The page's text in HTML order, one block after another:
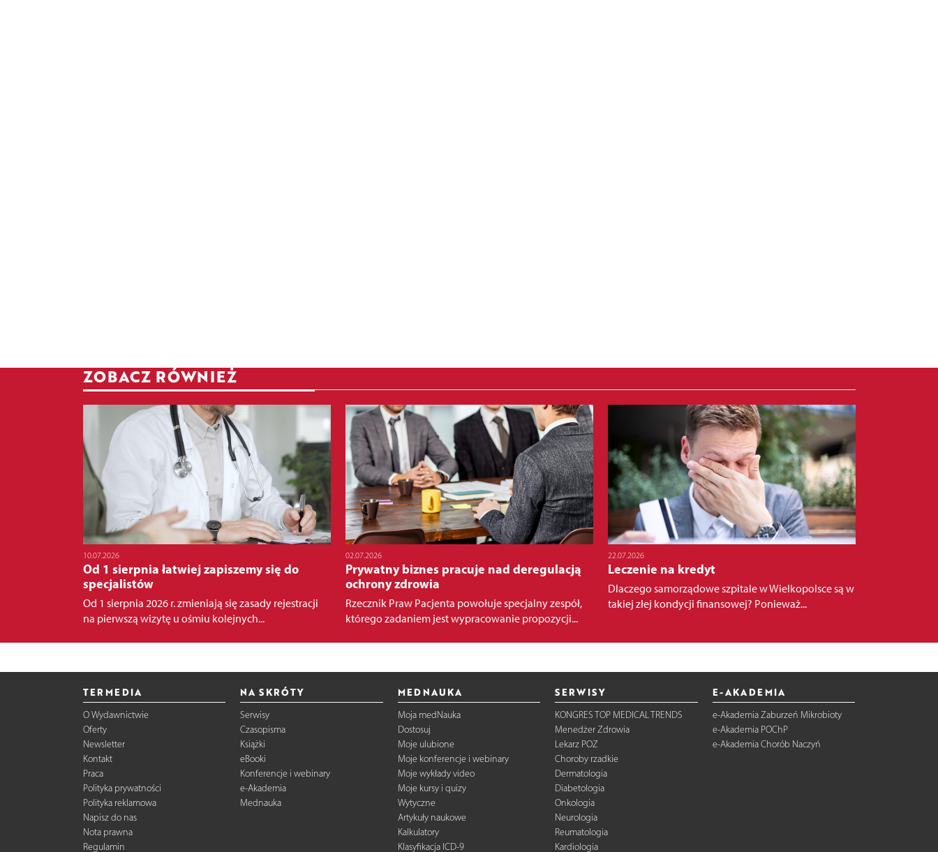
ZOBACZ RÓWNIEŻ
10.07.2026
Od 1 sierpnia łatwiej zapiszemy się do
specjalistów
Od 1 sierpnia 2026 r. zmieniają się zasady rejestracji
na pierwszą wizytę u ośmiu kolejnych...
02.07.2026
Prywatny biznes pracuje nad deregulacją
ochrony zdrowia
Rzecznik Praw Pacjenta powołuje specjalny zespół,
którego zadaniem jest wypracowanie propozycji...
22.07.2026
Leczenie na kredyt
Dlaczego samorządowe szpitale w Wielkopolsce są w
takiej złej kondycji finansowej? Ponieważ...
TERMEDIA
O Wydawnictwie
Oferty
Newsletter
Kontakt
Praca
Polityka prywatności
Polityka reklamowa
Napisz do nas
Nota prawna
Regulamin
NA SKRÓTY
Serwisy
Czasopisma
Książki
eBooki
Konferencje i webinary
e-Akademia
Mednauka
MEDNAUKA
Moja medNauka
Dostosuj
Moje ulubione
Moje konferencje i webinary
Moje wykłady video
Moje kursy i quizy
Wytyczne
Artykuły naukowe
Kalkulatory
Klasyfikacja ICD-9
SERWISY
KONGRES TOP MEDICAL TRENDS
Menedżer Zdrowia
Lekarz POZ
Choroby rzadkie
Dermatologia
Diabetologia
Onkologia
Neurologia
Reumatologia
Kardiologia
E-AKADEMIA
e-Akademia Zaburzeń Mikrobioty
e-Akademia POChP
e-Akademia Chorób Naczyń